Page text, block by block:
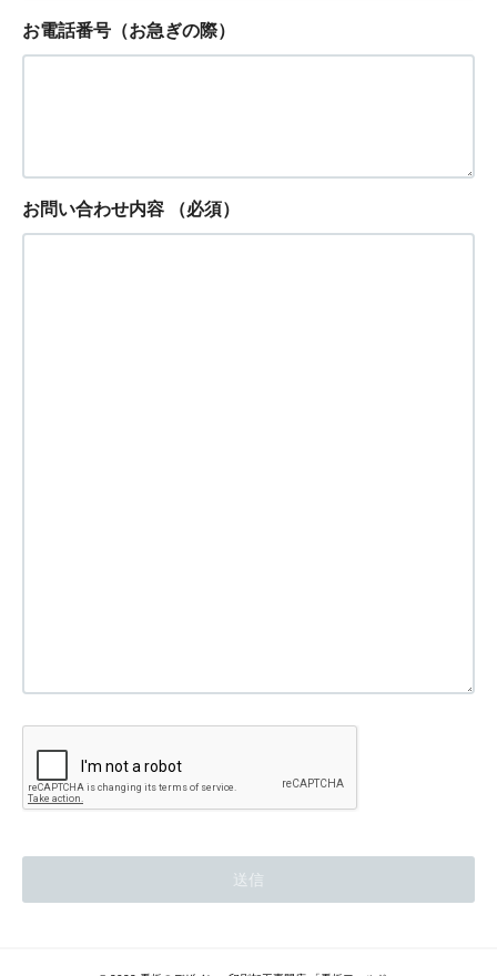
お電話番号（お急ぎの際）
お問い合わせ内容 （必須）